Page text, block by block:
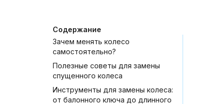
Содержание
Зачем менять колесо
самостоятельно?
Полезные советы для замены
спущенного колеса
Инструменты для замены колеса:
от балонного ключа до длинного